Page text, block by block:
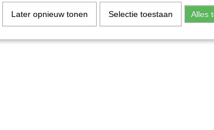
Later opnieuw tonen Selectie toestaan Alles